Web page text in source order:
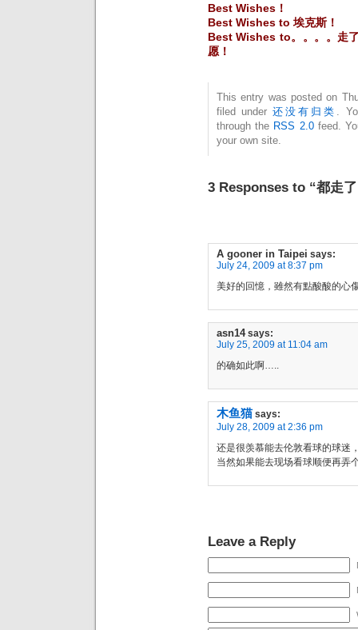
Best Wishes！
Best Wishes to 埃克斯！
Best Wishes to。。。。走
愿！
This entry was posted on
filed under还没有归类
.
through the RSS 2.0feed.
your own site.
3 Responses to “都走
A gooner in Taipei says:
July 24, 2009 at 8:37 pm
美好的回憶，雖然有點酸酸的心
asn14 says:
July 25, 2009 at 11:04 am
的确如此啊…..
木鱼猫 says:
July 28, 2009 at 2:36 pm
还是很羡慕能去伦敦看球的球迷
当然如果能去现场看球顺便再弄
Leave a Reply